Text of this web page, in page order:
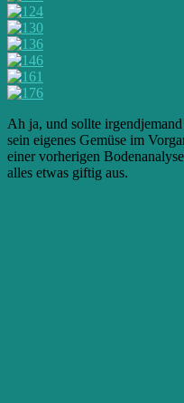
Ah ja, und sollte
sein eigenes Gemüse im
einer vorherigen
alles etwas giftig aus.